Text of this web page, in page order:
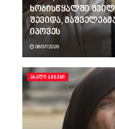
ხობისწყალში
შევიდა,
იპოვეს
08/07/2026
ᲐᲮᲐᲚᲘ ᲐᲛᲑᲔᲑᲘ